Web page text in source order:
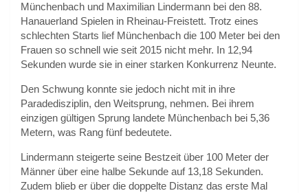
Münchenbach und Maximilian Lindermann bei den 88.
Hanauerland Spielen in Rheinau-Freistett. Trotz eines
schlechten Starts lief Münchenbach die 100 Meter bei den
Frauen so schnell wie seit 2015 nicht mehr. In 12,94
Sekunden wurde sie in einer starken Konkurrenz Neunte.
Den Schwung konnte sie jedoch nicht mit in ihre
Paradedisziplin, den Weitsprung, nehmen. Bei ihrem
einzigen gültigen Sprung landete Münchenbach bei 5,36
Metern, was Rang fünf bedeutete.
Lindermann steigerte seine Bestzeit über 100 Meter der
Männer über eine halbe Sekunde auf 13,18 Sekunden.
Zudem blieb er über die doppelte Distanz das erste Mal